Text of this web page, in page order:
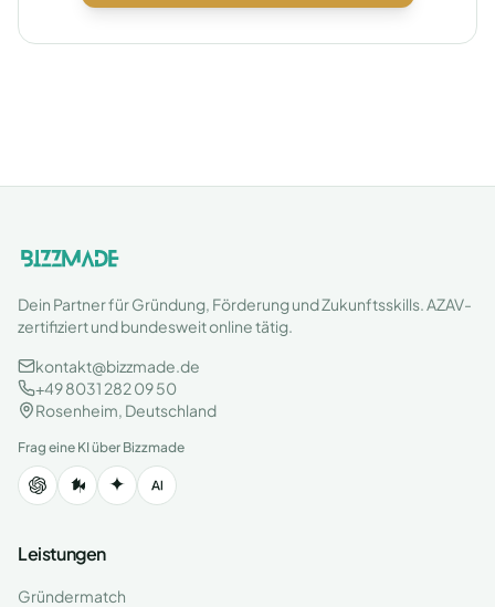
Dein Partner für Gründung, Förderung und Zukunftsskills. AZAV-
zertifiziert und bundesweit online tätig.
kontakt@bizzmade.de
+49 8031 282 09 50
Rosenheim, Deutschland
Frag eine KI über Bizzmade
Leistungen
Gründermatch